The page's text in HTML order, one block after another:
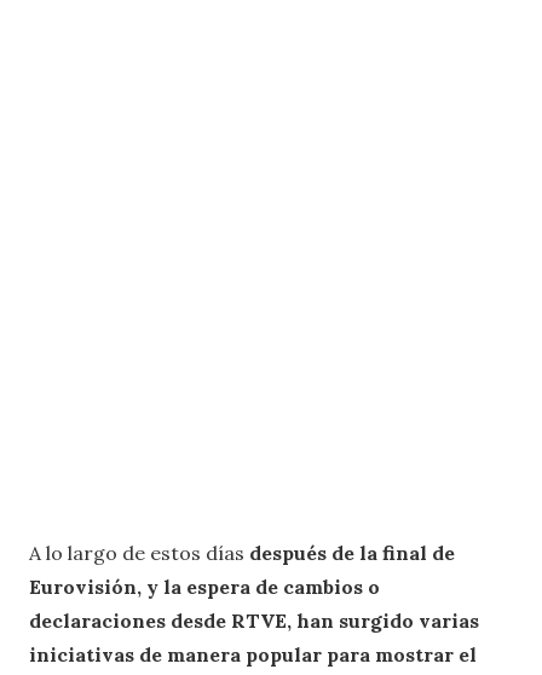
A lo largo de estos días después de la final de
Eurovisión, y la espera de cambios o
declaraciones desde RTVE, han surgido varias
iniciativas de manera popular para mostrar el